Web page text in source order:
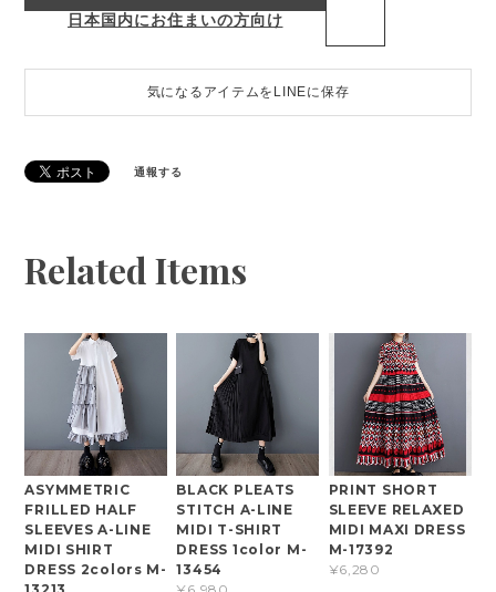
日本国内にお住まいの方向け
気になるアイテムをLINEに保存
通報する
Related Items
ASYMMETRIC
FRILLED HALF
SLEEVES A-LINE
MIDI SHIRT
DRESS 2colors M-
BLACK PLEATS
STITCH A-LINE
MIDI T-SHIRT
DRESS 1color M-
13454
PRINT SHORT
SLEEVE RELAXED
MIDI MAXI DRESS
M-17392
¥6,280